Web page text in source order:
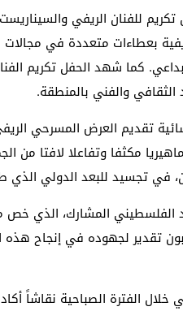
للفنان الريفي
بعطاءات متعددة في
كما شهد الحفل تكريم
والفني بالمنطقة.
تقديم العرض المسرحي
مكثفا وتفاعلا لافتا
في تجسيد للبعد الدولي الذي
المشارك، الذي خص
تقدير لجهوده في إنجاح هذه
الفترة الصباحية نقاشاً